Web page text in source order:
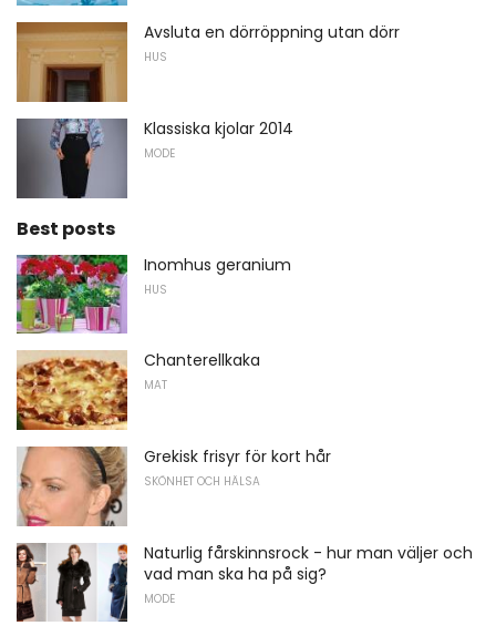
Avsluta en dörröppning utan dörr
HUS
Klassiska kjolar 2014
MODE
Best posts
Inomhus geranium
HUS
Chanterellkaka
MAT
Grekisk frisyr för kort hår
SKÖNHET OCH HÄLSA
Naturlig fårskinnsrock - hur man väljer och
vad man ska ha på sig?
MODE